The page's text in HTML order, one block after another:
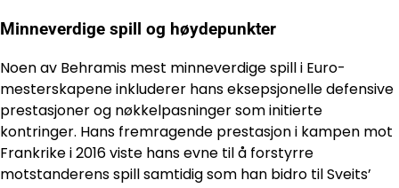
Minneverdige spill og høydepunkter
Noen av Behramis mest minneverdige spill i Euro-
mesterskapene inkluderer hans eksepsjonelle defensive
prestasjoner og nøkkelpasninger som initierte
kontringer. Hans fremragende prestasjon i kampen mot
Frankrike i 2016 viste hans evne til å forstyrre
motstanderens spill samtidig som han bidro til Sveits’